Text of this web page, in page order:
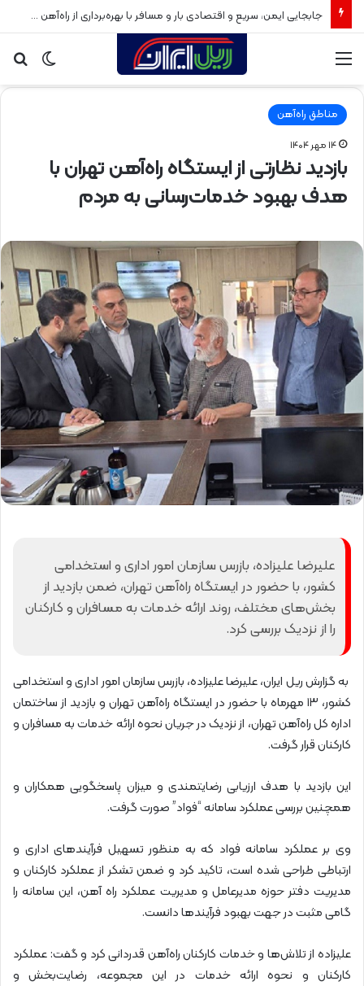
جابجایی ایمن، سریع و اقتصادی بار و مسافر با بهره‌برداری از راه‌آهن سبزوار
تغییر
پوسته
مناطق راه‌آهن
۱۴ مهر ۱۴۰۴
بازدید نظارتی از ایستگاه راه‌آهن تهران با
هدف بهبود خدمات‌رسانی به مردم
علیرضا علیزاده، بازرس سازمان امور اداری و استخدامی
کشور، با حضور در ایستگاه راه‌آهن تهران، ضمن بازدید از
بخش‌های مختلف، روند ارائه خدمات به مسافران و کارکنان
را از نزدیک بررسی کرد.
به گزارش ریل ایران، علیرضا علیزاده، بازرس سازمان امور اداری و استخدامی
کشور، ۱۳ مهرماه با حضور در ایستگاه راه‌آهن تهران و بازدید از ساختمان
اداره کل راه‌آهن تهران، از نزدیک در جریان نحوه ارائه خدمات به مسافران و
کارکنان قرار گرفت.
این بازدید با هدف ارزیابی رضایتمندی و میزان پاسخگویی همکاران و
همچنین بررسی عملکرد سامانه “فواد” صورت گرفت.
وی بر عملکرد سامانه فواد که به منظور تسهیل فرآیندهای اداری و
ارتباطی طراحی شده است، تاکید کرد و ضمن تشکر از عملکرد کارکنان و
مدیریت دفتر حوزه مدیرعامل و مدیریت عملکرد راه آهن، این سامانه را
گامی مثبت در جهت بهبود فرآیندها دانست.
علیزاده از تلاش‌ها و خدمات کارکنان راه‌آهن قدردانی کرد و گفت: عملکرد
کارکنان و نحوه ارائه خدمات در این مجموعه، رضایت‌بخش و